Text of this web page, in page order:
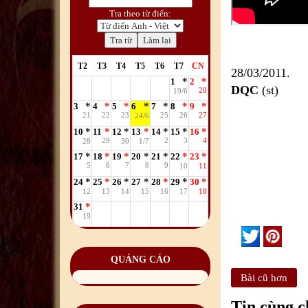
Tra theo từ điển:
T2 T3 T4 T5 T6 T7 CN
1
19/6
2
20
3
21
4
22
5
23
6
24/6
7
25
8
26
9
27
10
28
11
29
12
30
13
1/7
14
2
15
3
16
4
17
5
18
6
19
7
20
8
21
9
22
10
23
11
24
12
25
13
26
14
27
15
28
16
29
17
30
18
31
19
QUẢNG CÁO
28/03/2011.
DQC (st)
Bài cũ hơn